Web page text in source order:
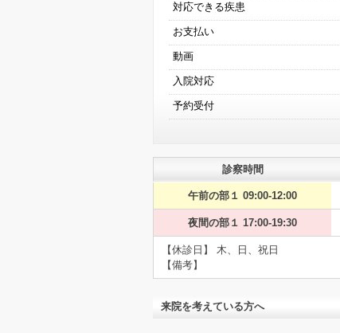
対応できる疾患
お支払い
動画
入院対応
予約受付
診察時間
午前の部１ 09:00-12:00
夜間の部１ 17:00-19:30
【休診日】 木、日、祝日
【備考】
来院を考えている方へ